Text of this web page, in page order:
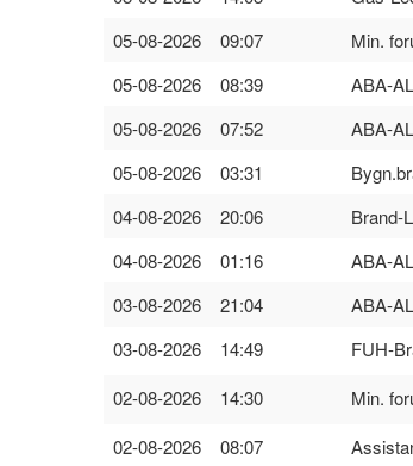
05-08-2026 09:07
Min.
05-08-2026 08:39
ABA-
05-08-2026 07:52
ABA-
05-08-2026 03:31
04-08-2026 20:06
Brand-
04-08-2026 01:16
ABA-
03-08-2026 21:04
ABA-
03-08-2026 14:49
FUH-
02-08-2026 14:30
Min.
02-08-2026 08:07